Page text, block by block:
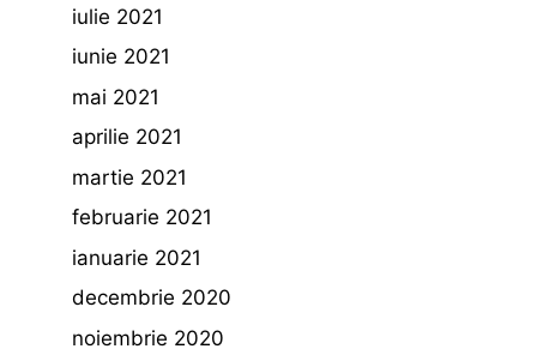
iulie 2021
iunie 2021
mai 2021
aprilie 2021
martie 2021
februarie 2021
ianuarie 2021
decembrie 2020
noiembrie 2020